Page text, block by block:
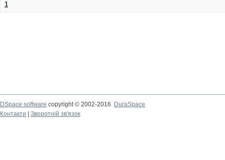
1
DSpace software copyright © 2002-2016
DuraSpace
Контакти
Зворотній зв'язок